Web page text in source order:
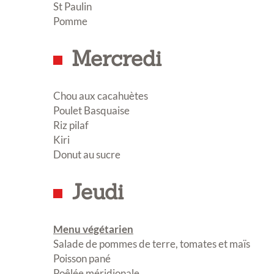
St Paulin
Pomme
Mercredi
Chou aux cacahuètes
Poulet Basquaise
Riz pilaf
Kiri
Donut au sucre
Jeudi
Menu végétarien
Salade de pommes de terre, tomates et maïs
Poisson pané